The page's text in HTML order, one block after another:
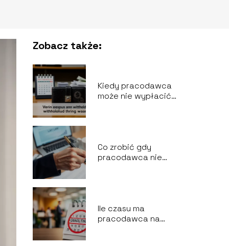
Zobacz także:
Kiedy pracodawca
może nie wypłacić
Co zrobić gdy
pracodawca nie
Ile czasu ma
pracodawca na